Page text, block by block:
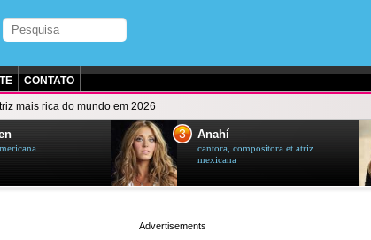
CONTATO
mais rica do mundo em 2026
3 Anahí
cantora, compositora et atriz
mexicana